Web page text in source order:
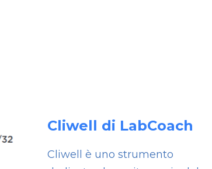
Cliwell di LabCoach
Cliwell è uno strumento